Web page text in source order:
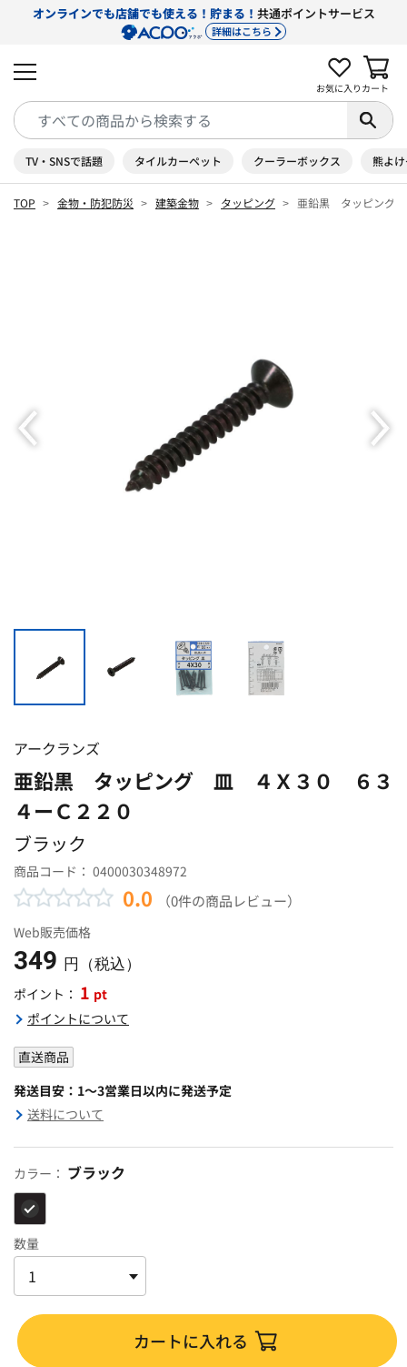
オンラインでも店舗でも使える！貯まる！ 共通ポイントサービス
詳細はこちら
お気に入り カート
TV・SNSで話題 タイルカーペット クーラーボックス 熊よ
TOP 金物・防犯防災 建築金物 タッピング 亜鉛黒 タッピング
アークランズ
亜鉛黒 タッピング 皿 ４Ｘ３０ ６３
４ーＣ２２０
ブラック
商品コード： 0400030348972
0.0 （0件の商品レビュー）
Web販売価格
349 円（税込）
ポイント： 1 pt
ポイントについて
直送商品
発送目安：1～3営業日以内に発送予定
送料について
カラー： ブラック
数量
カートに入れる